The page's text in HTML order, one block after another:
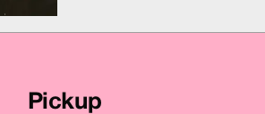
Pickup